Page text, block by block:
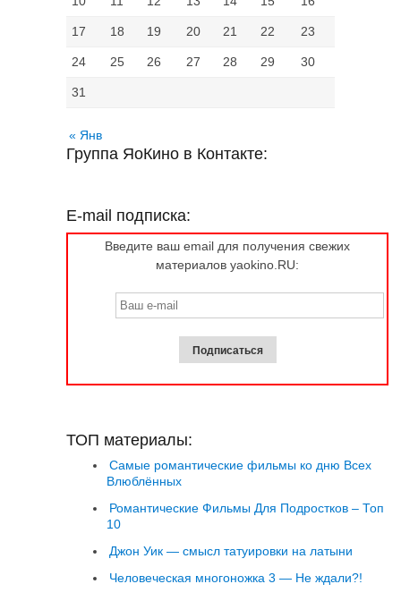
17 18 19 20 21 22 23
24 25 26 27 28 29 30
31
« Янв
Группа ЯоКино в Контакте:
E-mail подписка:
Введите ваш email для получения свежих
материалов yaokino.RU:
ТОП материалы:
Самые романтические фильмы ко дню Всех
Влюблённых
Романтические Фильмы Для Подростков – Топ
10
Джон Уик — смысл татуировки на латыни
Человеческая многоножка 3 — Не ждали?!